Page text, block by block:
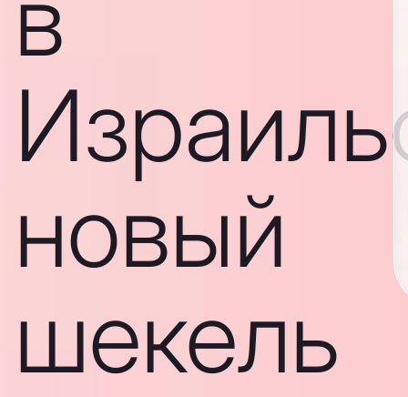
новый
шекель